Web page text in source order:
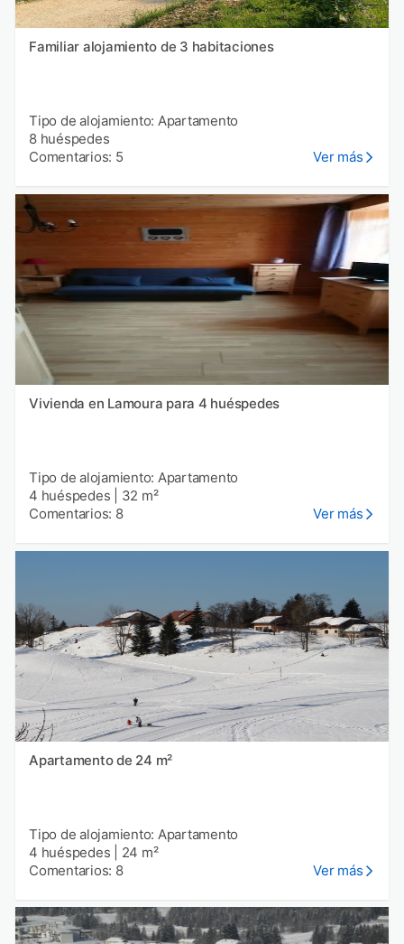
Familiar alojamiento de 3 habitaciones
Tipo de alojamiento: Apartamento
8 huéspedes
Comentarios: 5
Ver más
Vivienda en Lamoura para 4 huéspedes
Tipo de alojamiento: Apartamento
4 huéspedes
32 m²
Comentarios: 8
Ver más
Apartamento de 24 m²
Tipo de alojamiento: Apartamento
4 huéspedes
24 m²
Comentarios: 8
Ver más